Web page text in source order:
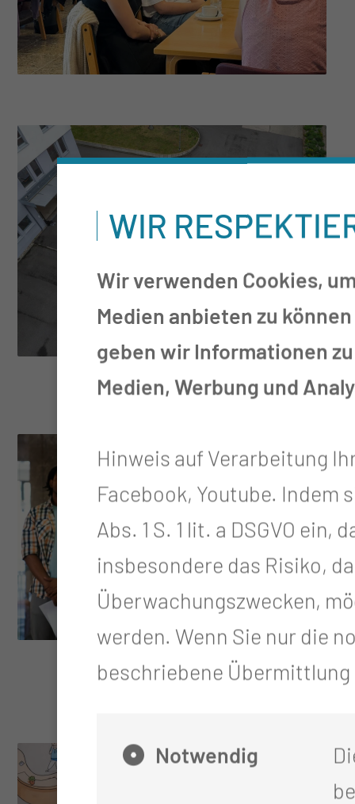
WIR
Wir verwenden Cookies,
Medien anbieten zu
geben wir Informationen
Medien, Werbung und
Hinweis auf Verarbeitung
Facebook, Youtube. Indem
Abs. 1 S. 1 lit. a DSGVO
insbesondere das Risiko,
Überwachungszwecken,
werden. Wenn Sie nur die
beschriebene
Notwendig